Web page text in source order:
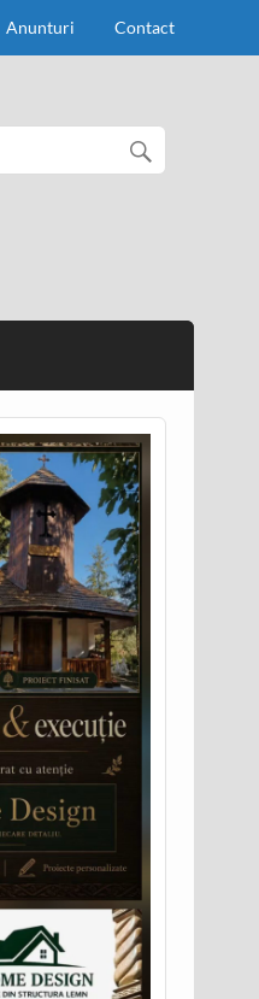
Anunturi Contact